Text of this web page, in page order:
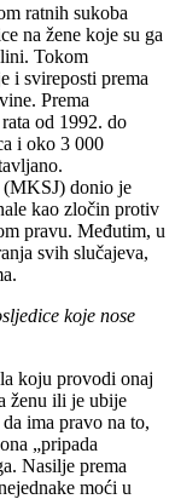
ratnih sukoba
na žene koje su ga
Tokom
i svireposti prema
Prema
od 1992. do
i oko 3 000
donio je
kao zločin protiv
pravu. Međutim, u
svih slučajeva,
koje nose
koju provodi onaj
ženu ili je ubije
ima pravo na to,
„pripada
Nasilje prema
moći u